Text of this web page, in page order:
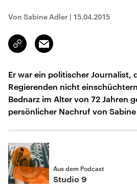
Von Sabine Adler | 15.04.2015
Link
kopieren/teilen
Email
Er war ein politischer Journalist,
Regierenden nicht
Bednarz im Alter von 72 Jahren
persönlicher Nachruf von Sabine
Aus dem Podcast
Studio 9